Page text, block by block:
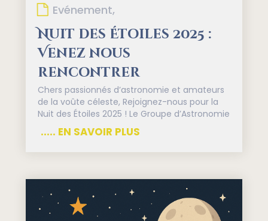
Evénement,
Nuit des Étoiles 2025 :
Venez nous
rencontrer
Chers passionnés d’astronomie et amateurs
de la voûte céleste, Rejoignez-nous pour la
Nuit des Étoiles 2025 ! Le Groupe d’Astronomie
..... EN SAVOIR PLUS